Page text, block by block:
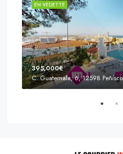
EN VEDETTE
395,000€